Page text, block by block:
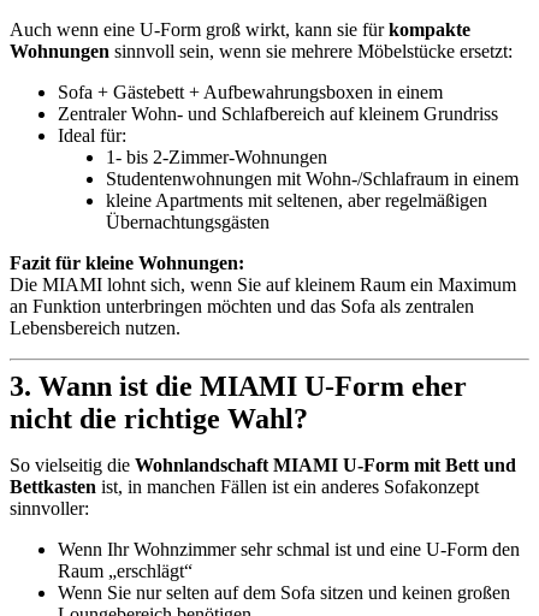
Auch wenn eine U-Form groß wirkt, kann sie fürkompakte
Wohnungen sinnvoll sein, wenn sie mehrere Möbelstücke ersetzt:
Sofa + Gästebett + Aufbewahrungsboxen in einem
Zentraler Wohn- und Schlafbereich auf kleinem Grundriss
Ideal für:
1- bis 2-Zimmer-Wohnungen
Studentenwohnungen mit Wohn-/Schlafraum in einem
kleine Apartments mit seltenen, aber regelmäßigen
Übernachtungsgästen
Fazit für kleine Wohnungen:
Die MIAMI lohnt sich, wenn Sie auf kleinem Raum ein Maximum
an Funktion unterbringen möchten und das Sofa als zentralen
Lebensbereich nutzen.
3. Wann ist die MIAMI U-Form eher
nicht die richtige Wahl?
So vielseitig die Wohnlandschaft MIAMI U-Form mit Bett und
Bettkasten ist, in manchen Fällen ist ein anderes Sofakonzept
sinnvoller:
Wenn Ihr Wohnzimmer sehr schmal ist und eine U-Form den
Raum „erschlägt“
Wenn Sie nur selten auf dem Sofa sitzen und keinen großen